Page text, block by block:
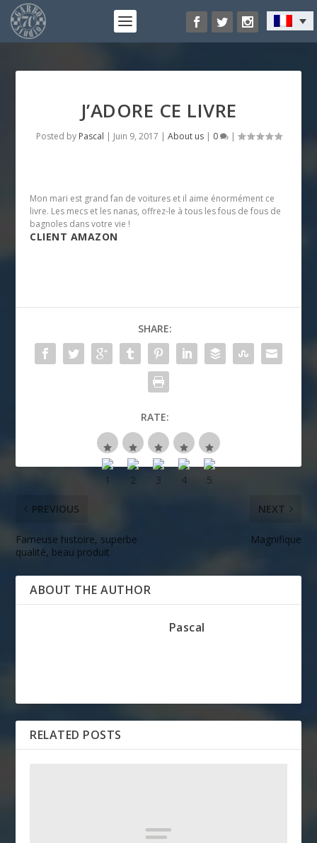
J’ADORE CE LIVRE
Posted by Pascal | Juin 9, 2017 | About us| 0 |
Mon mari est grand fan de voitures et il aime énormément ce
livre. Les mecs et les nanas, offrez-le à tous les fous de fous de
bagnoles dans votre vie !
CLIENT AMAZON
SHARE:
RATE:
PREVIOUS
Fameuse histoire, superbe
qualité, beau produit
NEXT
Magnifique
ABOUT THE AUTHOR
Pascal
RELATED POSTS